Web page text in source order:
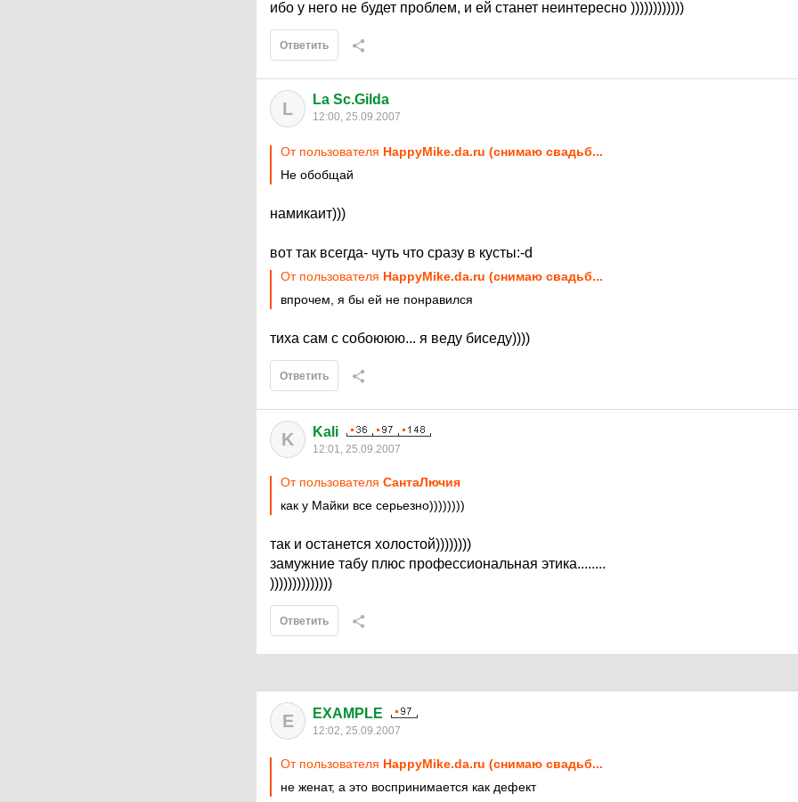
ибо у него не будет проблем, и ей станет неинтересно ))))))))))))
Ответить
L La Sc.Gilda
12:00, 25.09.2007
От пользователя HappyMike.da.ru (снимаю свадьб...
Не обобщай
намикаит)))
вот так всегда- чуть что сразу в кусты:-d
От пользователя HappyMike.da.ru (снимаю свадьб...
впрочем, я бы ей не понравился
тиха сам с собоююю... я веду биседу))))
Ответить
K Kali
12:01, 25.09.2007
От пользователя СантаЛючия
как у Майки все серьезно))))))))
так и останется холостой))))))))
замужние табу плюс профессиональная этика........
))))))))))))))
Ответить
E EXAMPLE
12:02, 25.09.2007
От пользователя HappyMike.da.ru (снимаю свадьб...
не женат, а это воспринимается как дефект